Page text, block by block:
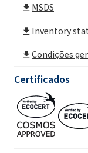
MSDS
Inventory
Condições
Certificados